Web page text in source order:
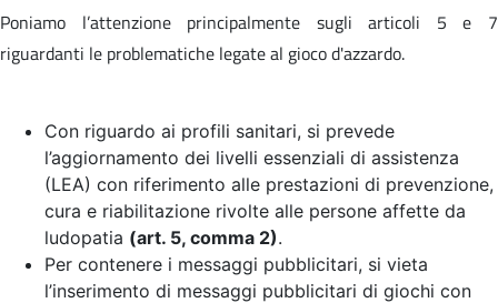
Poniamo l’attenzione principalmente sugli articoli 5 e 7
riguardanti le problematiche legate al gioco d'azzardo.
Con riguardo ai profili sanitari, si prevede
l’aggiornamento dei livelli essenziali di assistenza
(LEA) con riferimento alle prestazioni di prevenzione,
cura e riabilitazione rivolte alle persone affette da
ludopatia (art. 5, comma 2).
Per contenere i messaggi pubblicitari, si vieta
l’inserimento di messaggi pubblicitari di giochi con